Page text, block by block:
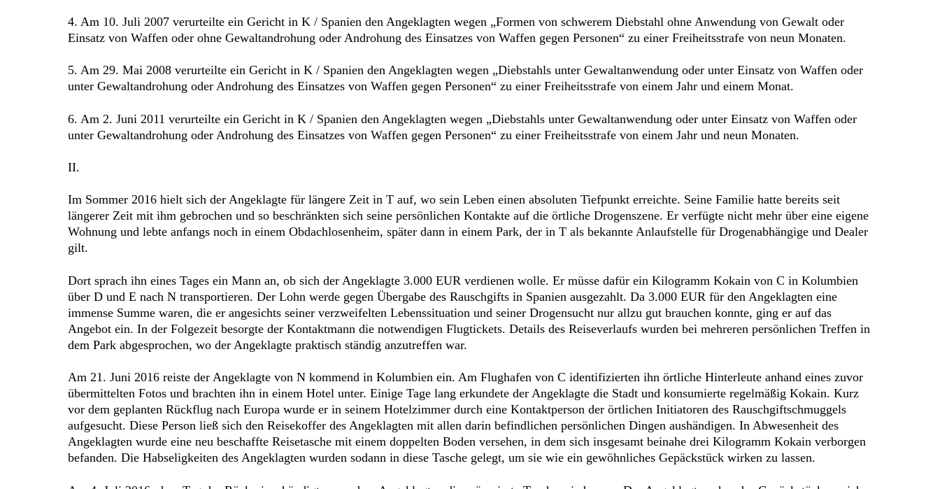
4. Am 10. Juli 2007 verurteilte ein Gericht in K / Spanien den Angeklagten wegen „Formen von schwerem Diebstahl ohne Anwendung von Gewalt oder
Einsatz von Waffen oder ohne Gewaltandrohung oder Androhung des Einsatzes von Waffen gegen Personen“ zu einer Freiheitsstrafe von neun Monaten.
5. Am 29. Mai 2008 verurteilte ein Gericht in K / Spanien den Angeklagten wegen „Diebstahls unter Gewaltanwendung oder unter Einsatz von Waffen oder
unter Gewaltandrohung oder Androhung des Einsatzes von Waffen gegen Personen“ zu einer Freiheitsstrafe von einem Jahr und einem Monat.
6. Am 2. Juni 2011 verurteilte ein Gericht in K / Spanien den Angeklagten wegen „Diebstahls unter Gewaltanwendung oder unter Einsatz von Waffen oder
unter Gewaltandrohung oder Androhung des Einsatzes von Waffen gegen Personen“ zu einer Freiheitsstrafe von einem Jahr und neun Monaten.
II.
Im Sommer 2016 hielt sich der Angeklagte für längere Zeit in T auf, wo sein Leben einen absoluten Tiefpunkt erreichte. Seine Familie hatte bereits seit
längerer Zeit mit ihm gebrochen und so beschränkten sich seine persönlichen Kontakte auf die örtliche Drogenszene. Er verfügte nicht mehr über eine eigene
Wohnung und lebte anfangs noch in einem Obdachlosenheim, später dann in einem Park, der in T als bekannte Anlaufstelle für Drogenabhängige und Dealer
gilt.
Dort sprach ihn eines Tages ein Mann an, ob sich der Angeklagte 3.000 EUR verdienen wolle. Er müsse dafür ein Kilogramm Kokain von C in Kolumbien
über D und E nach N transportieren. Der Lohn werde gegen Übergabe des Rauschgifts in Spanien ausgezahlt. Da 3.000 EUR für den Angeklagten eine
immense Summe waren, die er angesichts seiner verzweifelten Lebenssituation und seiner Drogensucht nur allzu gut brauchen konnte, ging er auf das
Angebot ein. In der Folgezeit besorgte der Kontaktmann die notwendigen Flugtickets. Details des Reiseverlaufs wurden bei mehreren persönlichen Treffen in
dem Park abgesprochen, wo der Angeklagte praktisch ständig anzutreffen war.
Am 21. Juni 2016 reiste der Angeklagte von N kommend in Kolumbien ein. Am Flughafen von C identifizierten ihn örtliche Hinterleute anhand eines zuvor
übermittelten Fotos und brachten ihn in einem Hotel unter. Einige Tage lang erkundete der Angeklagte die Stadt und konsumierte regelmäßig Kokain. Kurz
vor dem geplanten Rückflug nach Europa wurde er in seinem Hotelzimmer durch eine Kontaktperson der örtlichen Initiatoren des Rauschgiftschmuggels
aufgesucht. Diese Person ließ sich den Reisekoffer des Angeklagten mit allen darin befindlichen persönlichen Dingen aushändigen. In Abwesenheit des
Angeklagten wurde eine neu beschaffte Reisetasche mit einem doppelten Boden versehen, in dem sich insgesamt beinahe drei Kilogramm Kokain verborgen
befanden. Die Habseligkeiten des Angeklagten wurden sodann in diese Tasche gelegt, um sie wie ein gewöhnliches Gepäckstück wirken zu lassen.